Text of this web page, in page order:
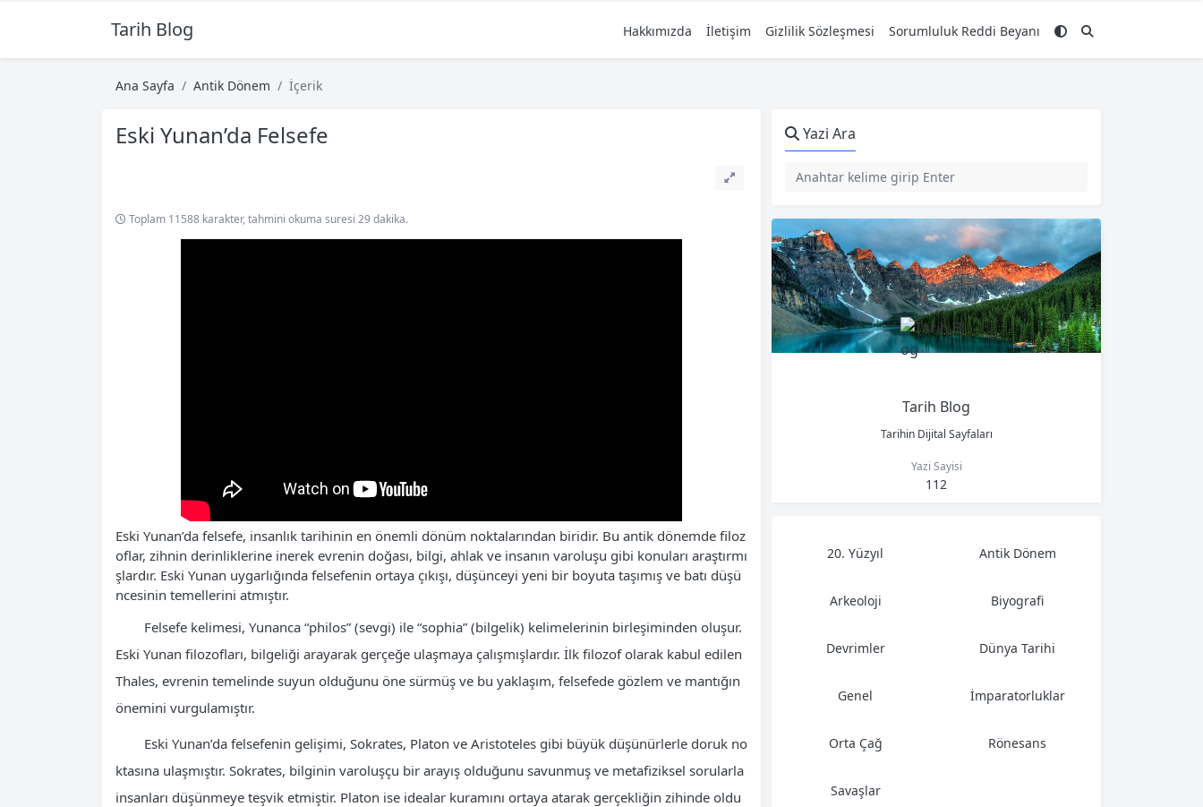
Tarih Blog Hakkımızda İletişim Gizlilik Sözleşmesi Sorumluluk Reddi Beyanı
Ana Sayfa Antik Dönem İçerik
Eski Yunan’da Felsefe
Toplam 11588 karakter, tahmini okuma suresi 29 dakika.
Eski Yunan’da felsefe, insanlık tarihinin en önemli dönüm noktalarından biridir. Bu antik dönemde filoz
oflar, zihnin derinliklerine inerek evrenin doğası, bilgi, ahlak ve insanın varoluşu gibi konuları araştırmı
şlardır. Eski Yunan uygarlığında felsefenin ortaya çıkışı, düşünceyi yeni bir boyuta taşımış ve batı düşü
ncesinin temellerini atmıştır.
Felsefe kelimesi, Yunanca “philos” (sevgi) ile “sophia” (bilgelik) kelimelerinin birleşiminden oluşur.
Eski Yunan filozofları, bilgeliği arayarak gerçeğe ulaşmaya çalışmışlardır. İlk filozof olarak kabul edilen
Thales, evrenin temelinde suyun olduğunu öne sürmüş ve bu yaklaşım, felsefede gözlem ve mantığın
önemini vurgulamıştır.
Eski Yunan’da felsefenin gelişimi, Sokrates, Platon ve Aristoteles gibi büyük düşünürlerle doruk no
ktasına ulaşmıştır. Sokrates, bilginin varoluşçu bir arayış olduğunu savunmuş ve metafiziksel sorularla
insanları düşünmeye teşvik etmiştir. Platon ise idealar kuramını ortaya atarak gerçekliğin zihinde oldu
Yazi Ara
Tarih Blog
Tarihin Dijital Sayfaları
Yazi Sayisi
112
20. Yüzyıl Antik Dönem
Arkeoloji Biyografi
Devrimler Dünya Tarihi
Genel İmparatorluklar
Orta Çağ Rönesans
Savaşlar